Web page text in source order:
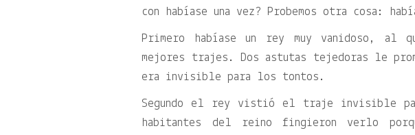
con habíase una vez? Probemos otra cosa:
Primero habíase un rey muy vanidoso, al
mejores trajes. Dos astutas tejedoras le
era invisible para los tontos.
Segundo el rey vistió el traje invisible
habitantes del reino fingieron verlo